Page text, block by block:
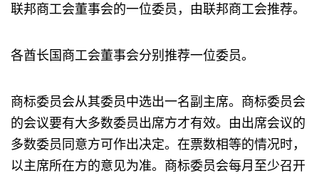
联邦商工会董事会的一位委员，由联邦商工会推荐。
各酋长国商工会董事会分别推荐一位委员。
商标委员会从其委员中选出一名副主席。商标委员会
的会议要有大多数委员出席方才有效。由出席会议的
多数委员同意方可作出决定。在票数相等的情况时，
以主席所在方的意见为准。商标委员会每月至少召开